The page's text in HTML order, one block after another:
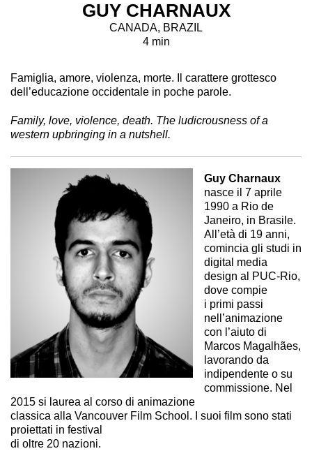
GUY CHARNAUX
CANADA, BRAZIL
4 min
Famiglia, amore, violenza, morte. Il carattere grottesco
dell’educazione occidentale in poche parole.
Family, love, violence, death. The ludicrousness of a
western upbringing in a nutshell.
Guy Charnaux
nasce il 7 aprile
1990 a Rio de
Janeiro, in Brasile.
All’età di 19 anni,
comincia gli studi in
digital media
design al PUC-Rio,
dove compie
i primi passi
nell’animazione
con l’aiuto di
Marcos Magalhães,
lavorando da
indipendente o su
commissione. Nel
2015 si laurea al corso di animazione
classica alla Vancouver Film School. I suoi film sono stati
proiettati in festival
di oltre 20 nazioni.